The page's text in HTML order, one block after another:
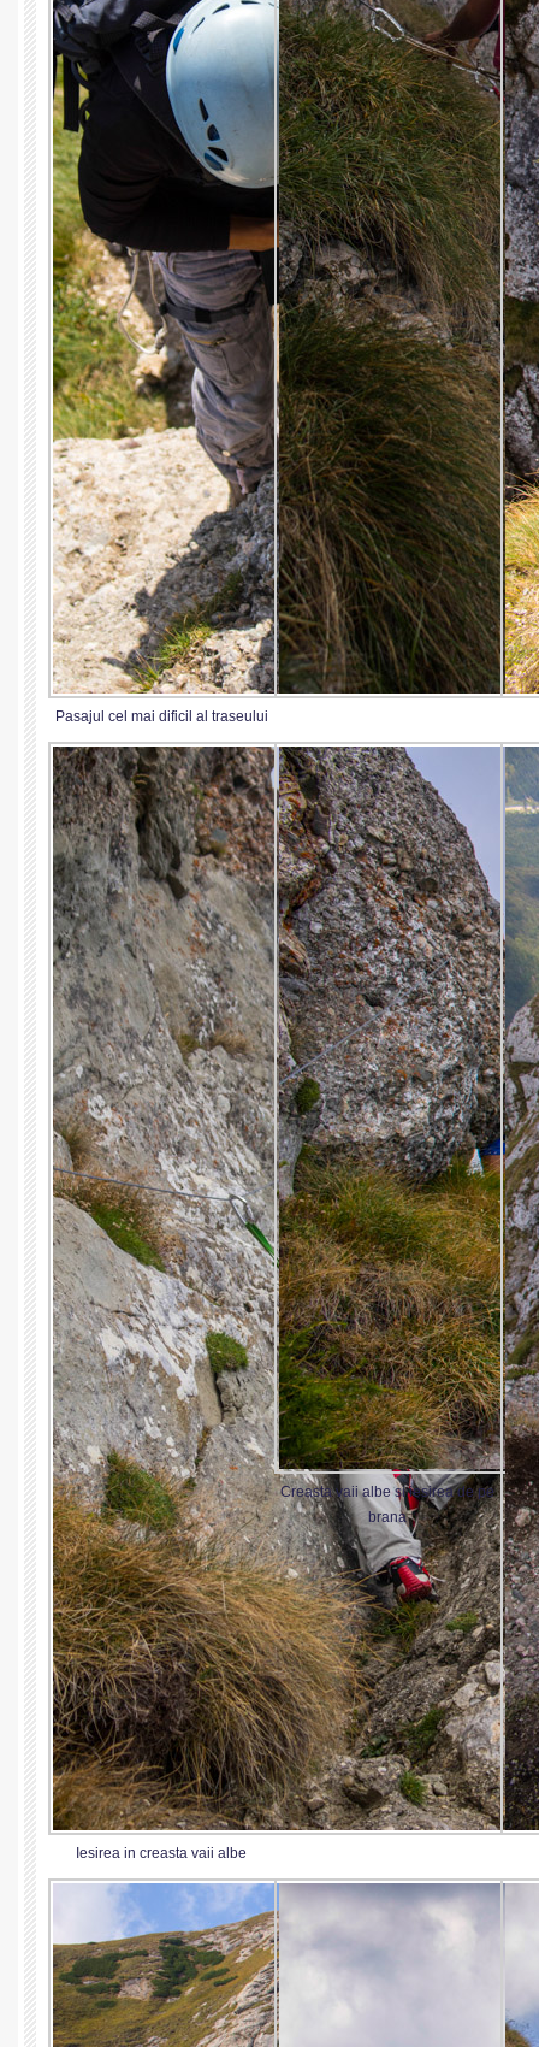
Pasajul cel mai dificil al traseului
Iesirea in creasta vaii albe
Creasta vaii albe si iesirea de pe
brana